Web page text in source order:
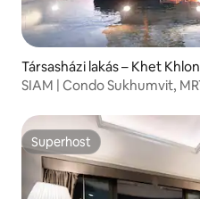
Társasházi lakás – Khet
SIAM | Condo Sukhumvit,
Superhost
Superhost